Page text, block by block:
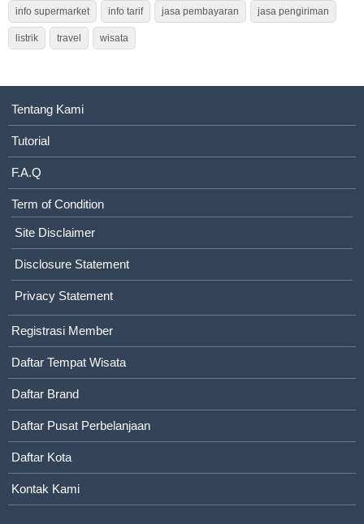
info supermarket info tarif jasa pembayaran jasa pengiriman
listrik travel wisata
Tentang Kami
Tutorial
F.A.Q
Term of Condition
Site Disclaimer
Disclosure Statement
Privacy Statement
Registrasi Member
Daftar Tempat Wisata
Daftar Brand
Daftar Pusat Perbelanjaan
Daftar Kota
Kontak Kami